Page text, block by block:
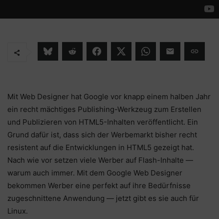
Mit Web Designer hat Google vor knapp einem halben Jahr
ein recht mächtiges Publishing-Werkzeug zum Erstellen
und Publizieren von HTML5-Inhalten veröffentlicht. Ein
Grund dafür ist, dass sich der Werbemarkt bisher recht
resistent auf die Entwicklungen in HTML5 gezeigt hat.
Nach wie vor setzen viele Werber auf Flash-Inhalte —
warum auch immer. Mit dem Google Web Designer
bekommen Werber eine perfekt auf ihre Bedürfnisse
zugeschnittene Anwendung — jetzt gibt es sie auch für
Linux.